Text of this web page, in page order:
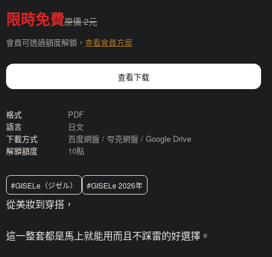
限時免費原價 2元
會員可透過額度解鎖， 查看會員方案
查看下载
格式
PDF
語言
日文
下載方式
百度網盤 / 夸克網盤 / Google Drive
解鎖額度
10點
#GISELe（ジゼル） #GISELe 2026年
從美妝到穿搭，
這一整套都是馬上就能用而且不踩雷的好選擇 。